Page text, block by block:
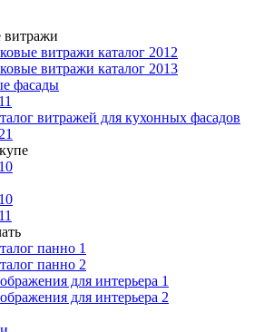
витражи
витражи каталог 2012
витражи каталог 2013
фасады
витражей для кухонных фасадов
панно 1
панно 2
для интерьера 1
для интерьера 2